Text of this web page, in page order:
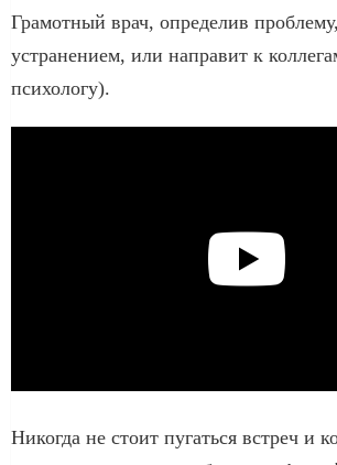
Грамотный врач, определив
устранением, или направит к
психологу).
Никогда не стоит пугаться встреч и